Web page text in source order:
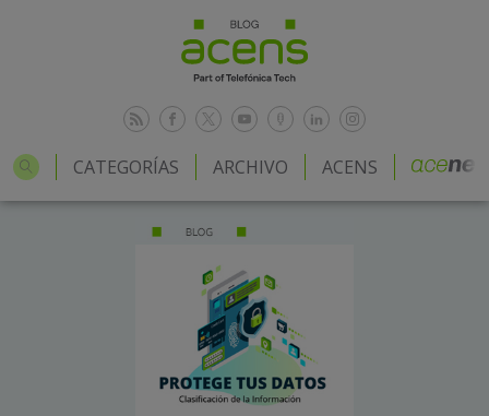
CATEGORÍAS ARCHIVO ACENS